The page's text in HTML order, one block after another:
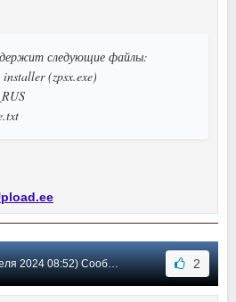
следующие файлы:
(zpsx.exe)
08:52) Сообщение #540 2